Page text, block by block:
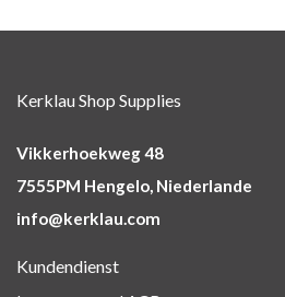
Kerklau Shop Supplies
Vikkerhoekweg 48
7555PM Hengelo, Niederlande
info@kerklau.com
Kundendienst